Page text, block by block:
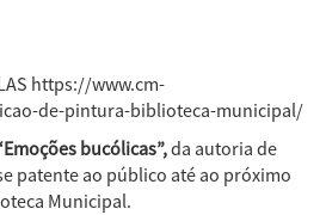
https://www.cm-
de-pintura-biblioteca-municipal/
bucólicas”,da autoria de
patente ao público até ao próximo
Municipal.